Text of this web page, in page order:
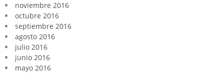
noviembre 2016
octubre 2016
septiembre 2016
agosto 2016
julio 2016
junio 2016
mayo 2016